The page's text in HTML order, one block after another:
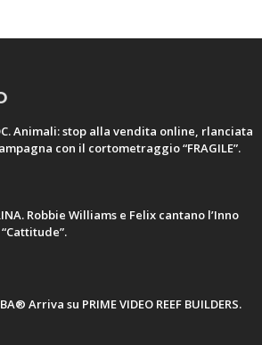
Animali: stop alla vendita online, rlanciata
con il cortometraggio “FRAGILE”.
Robbie Williams e Felix cantano l’Inno
Arriva su PRIME VIDEO REEF BUILDERS.